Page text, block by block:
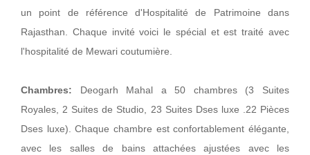
un point de référence d'Hospitalité de Patrimoine dans
Rajasthan. Chaque invité voici le spécial et est traité avec
l'hospitalité de Mewari coutumière.
Chambres: Deogarh Mahal a 50 chambres (3 Suites
Royales, 2 Suites de Studio, 23 Suites Dses luxe .22 Pièces
Dses luxe). Chaque chambre est confortablement élégante,
avec les salles de bains attachées ajustées avec les